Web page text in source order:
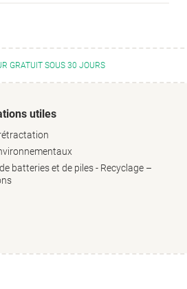
GRATUIT SOUS 30 JOURS
utiles
batteries et de piles - Recyclage –